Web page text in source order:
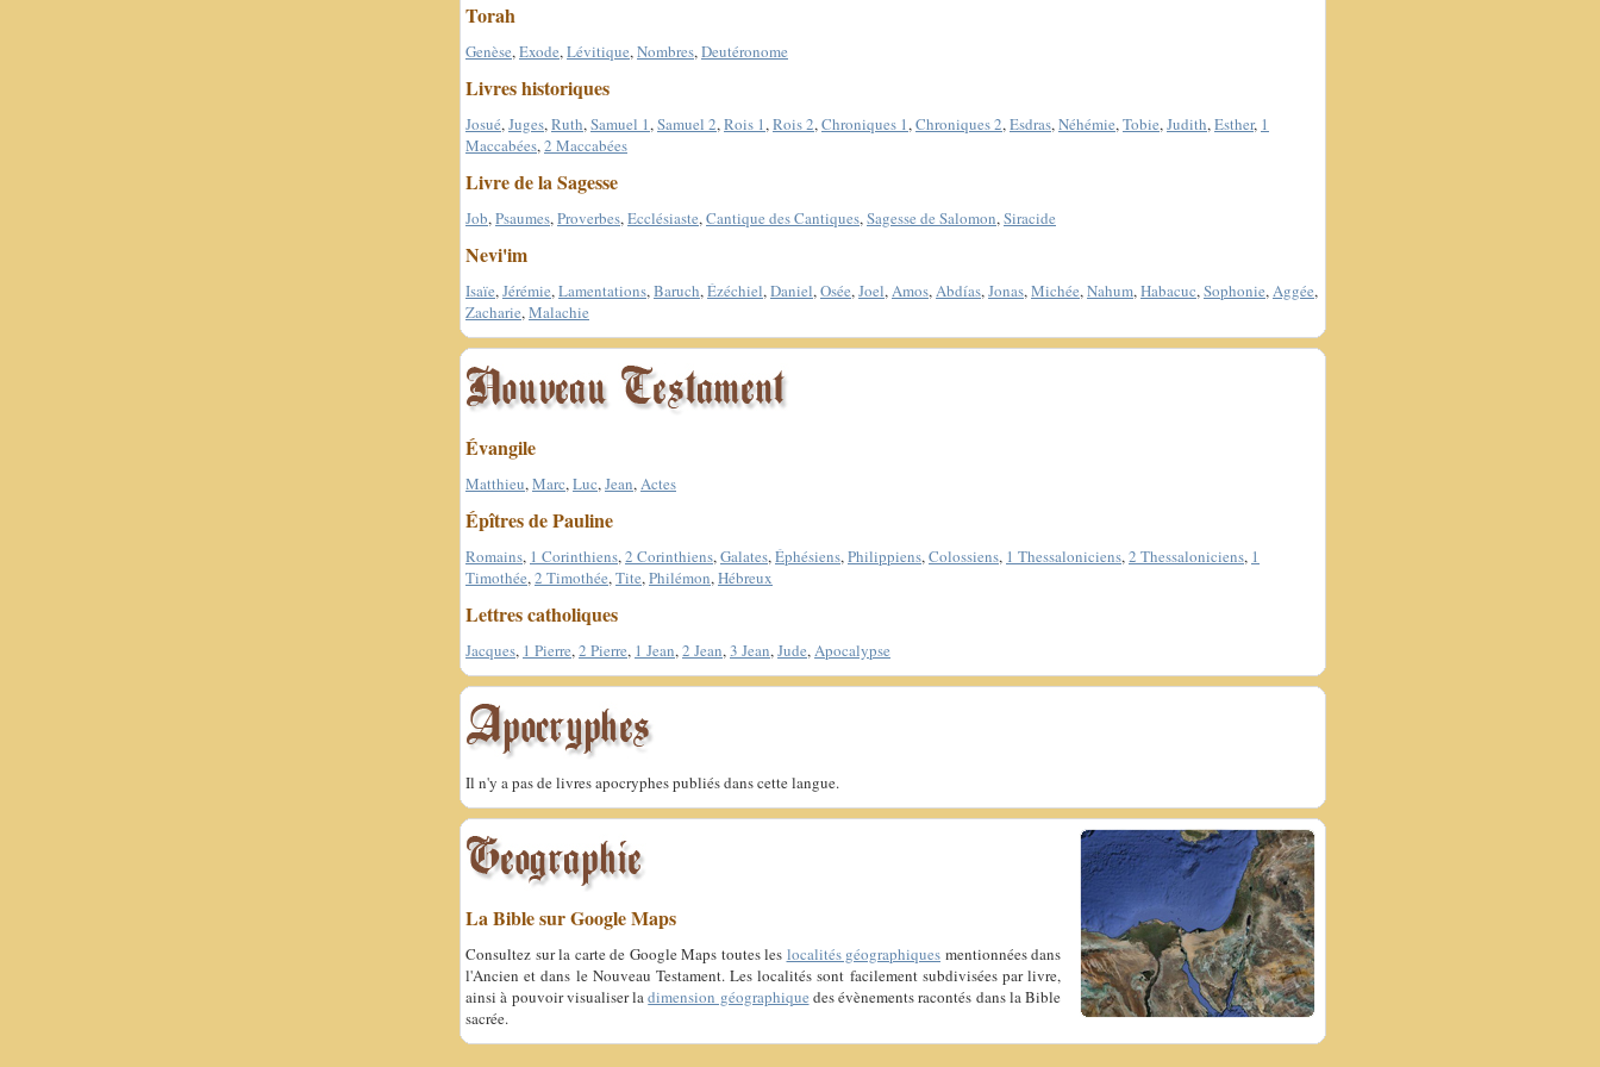
Torah
Genèse,Exode,Lévitique,Nombres,Deutéronome
Livres historiques
Josué,Juges,Ruth,Samuel 1,Samuel 2,Rois 1,Rois 2,Chroniques 1,Chroniques 2,Esdras,Néhémie,Tobie,Judith,Esther, 1
Maccabées,2 Maccabées
Livre de la Sagesse
Job,Psaumes,Proverbes,Ecclésiaste,Cantique des Cantiques,Sagesse de Salomon,Siracide
Nevi'im
Isaïe,Jérémie,Lamentations,Baruch,Ézéchiel,Daniel,Osée,Joel,Amos,Abdías,Jonas,Michée,Nahum,Habacuc,Sophonie,Aggée,
Zacharie,Malachie
Évangile
Matthieu,Marc,Luc,Jean,Actes
Épîtres de Pauline
Romains, 1 Corinthiens,2 Corinthiens,Galates,Éphésiens,Philippiens,Colossiens, 1 Thessaloniciens,2 Thessaloniciens, 1
Timothée,2 Timothée,Tite,Philémon,Hébreux
Lettres catholiques
Jacques, 1 Pierre,2 Pierre, 1 Jean,2 Jean,3 Jean,Jude,Apocalypse
Il n'y a pas de livres apocryphes publiés dans cette langue.
La Bible sur Google Maps
Consultez sur la carte de Google Maps toutes les localités géographiques mentionnées dans
l'Ancien et dans le Nouveau Testament. Les localités sont facilement subdivisées par livre,
ainsi à pouvoir visualiser ladimension géographique des évènements racontés dans la Bible
sacrée.